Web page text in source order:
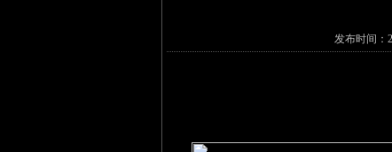
发布时间：